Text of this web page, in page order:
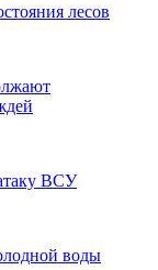
лесов
ВСУ
воды